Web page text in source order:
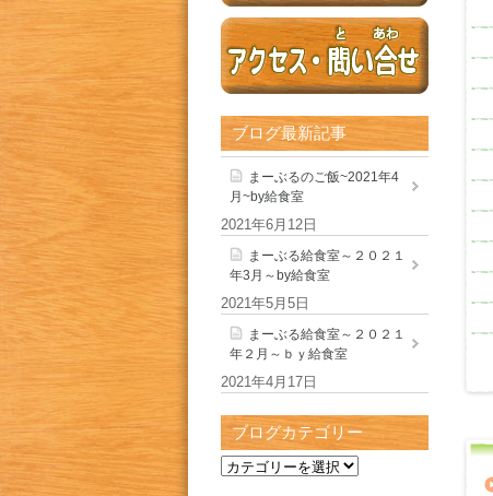
ブログ最新記事
まーぶるのご飯~2021年4
月~by給食室
2021年6月12日
まーぶる給食室～２０２１
年3月～by給食室
2021年5月5日
まーぶる給食室～２０２１
年２月～ｂｙ給食室
2021年4月17日
ブログカテゴリー